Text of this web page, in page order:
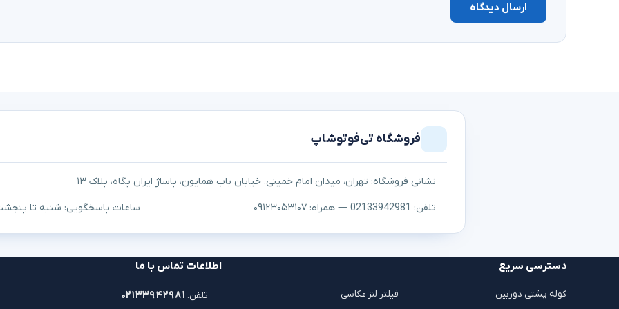
ارسال دیدگاه
فروشگاه تی‌فوتوشاپ
نشانی فروشگاه: تهران، میدان امام خمینی، خیابان باب همایون، پاساژ ایران پگاه، پلاک ۱۳
تلفن: 02133942981 — همراه: ۰۹۱۲۳۰۵۳۱۰۷
ساعات پاسخگویی: شنبه تا پنجشنبه ۱۰ صبح تا
دسترسی سریع
کوله پشتی دوربین فیلتر لنز عکاسی
اطلاعات تماس با ما
تلفن: ۰۲۱۳۳۹۴۲۹۸۱